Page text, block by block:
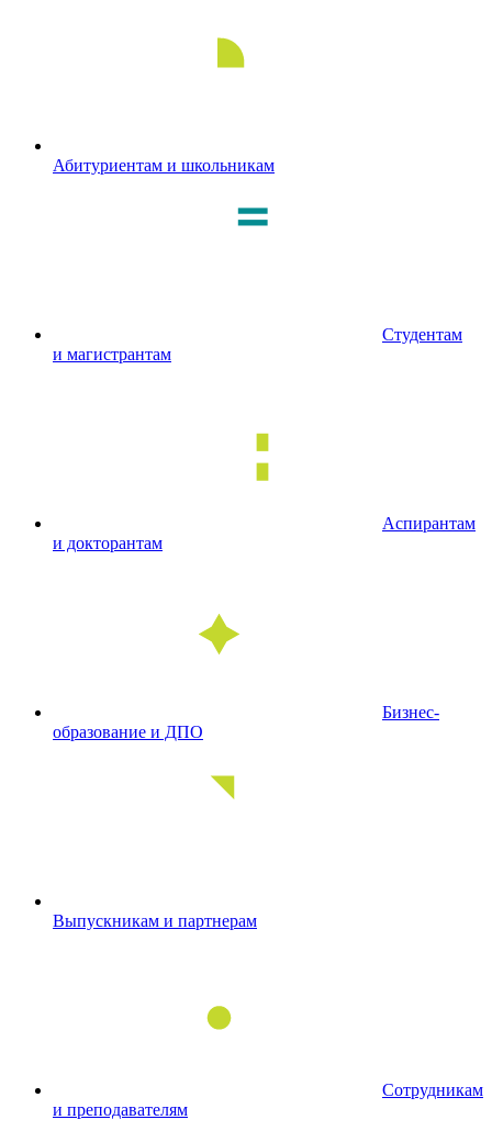
Абитуриентам и школьникам
Студентам
и магистрантам
Аспирантам
и докторантам
Бизнес-
образование и ДПО
Выпускникам и партнерам
Сотрудникам
и преподавателям